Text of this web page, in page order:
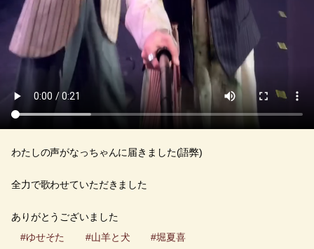
わたしの声がなっちゃんに届きました(語弊)
全力で歌わせていただきました
ありがとうございました
#ゆせそた
#山羊と犬 #堀夏喜